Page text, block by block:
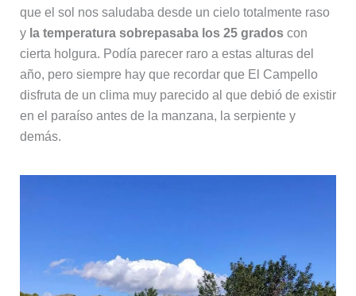
que el sol nos saludaba desde un cielo totalmente raso
y la temperatura sobrepasaba los 25 gradoscon
cierta holgura. Podía parecer raro a estas alturas del
año, pero siempre hay que recordar que El Campello
disfruta de un clima muy parecido al que debió de existir
en el paraíso antes de la manzana, la serpiente y
demás.